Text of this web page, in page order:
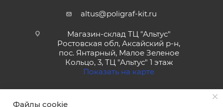
altus@poligraf-kit.ru
Магазин-склад ТЦ "Альтус"
Ростовская обл, Аксайский р-н,
пос. Янтарный, Малое Зеленое
Кольцо, 3, ТЦ "Альтус" 1 этаж
Показать на карте
Файлы cookie